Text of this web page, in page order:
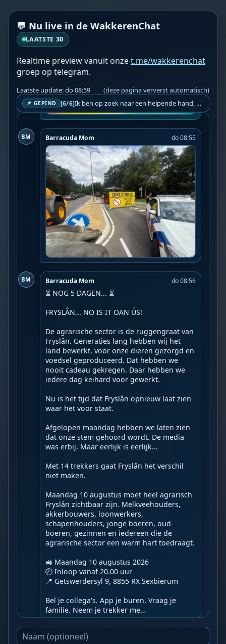
💬 Nu live in de WakkerenChat
LAATSTE 30
Realtime preview vanuit onzet.me/wakkerenchat
groep op telegram.
Laatste update: do 08:59 (deze pagina ververst automatisch)
📌 GEPIND [6/6] Ik ben op zoek naar een helpende hand, een menselijk oog, een admin die helpt met controleren of de chat wel correct word gemodereerd word door NoMoSpam. 98% gaat automatisch goed, toch ik dit nooit helemaal loslaten en moet er altijd een mens mee blijven opletten bij elke beslissing die gemaakt word. Waar bestaan de werkzaamheden uit? Mee kijken in admin log kanaal naar alle drugs/porno/scams die voorbij komen en in het geval van een randgevalletje, ingrijpen en b.v. een verwijderd maar wel toegestaan bericht terug plaatsen met een druk op de knop. tsja zo banaal en simpel is het gesteld.. Word je hier blij van? Nee. Strookt het je ego? Nee. Word je er beter van? Nee. Kost het veel tijd? Totaal niet, consistentie en regelmaat is belangrijker dan 'er even voor kunnen gaan zitten'.. het werk is in een paar seconden gepiept.. je checkt puur of AI de juiste beslissing heeft gemaakt.. …
BM Barracuda Mom do 08:55
BM Barracuda Mom do 08:56
⏳ NOG 5 DAGEN... ⏳
FRYSLÂN... NO IS IT OAN ÚS!
De agrarische sector is de ruggengraat van
Fryslân. Generaties lang hebben wij het
land bewerkt, voor onze dieren gezorgd en
voedsel geproduceerd. Dat hebben we
nooit cadeau gekregen. Daar hebben we
iedere dag keihard voor gewerkt.
Nu is het tijd dat Fryslân opnieuw laat zien
waar het voor staat.
Afgelopen maandag hebben we laten zien
dat onze stem gehoord wordt. De media
was erbij. Maar eerlijk is eerlijk...
Met 14 trekkers gaat Fryslân het verschil
niet maken.
Maandag 10 augustus moet heel agrarisch
Fryslân zichtbaar zijn. Melkveehouders,
akkerbouwers, loonwerkers,
schapenhouders, jonge boeren, oud-
boeren, gezinnen en iedereen die de
agrarische sector een warm hart toedraagt.
🚜 Maandag 10 augustus 2026
🕗 Inloop vanaf 20.00 uur
📍 Getswerdersyl 9, 8855 RX Sexbierum
Bel je collega's. App je buren. Vraag je
familie. Neem je trekker me…
WS Wakkeren Service